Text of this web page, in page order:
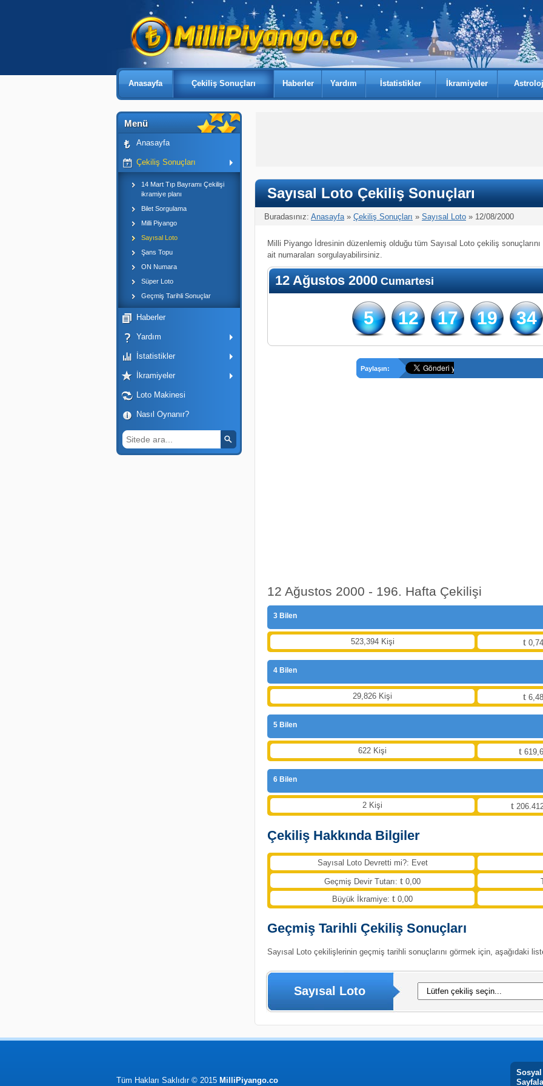
Anasayfa Çekiliş Sonuçları Haberler Yardım İstatistikler İkramiyeler
Menü
Anasayfa
Çekiliş Sonuçları
14 Mart Tıp Bayramı Çekilişi
ikramiye planı
Bilet Sorgulama
Milli Piyango
Sayısal Loto
Şans Topu
ON Numara
Süper Loto
Geçmiş Tarihli Sonuçlar
Haberler
Yardım
İstatistikler
İkramiyeler
Loto Makinesi
Nasıl Oynanır?
Sayısal Loto Çekiliş Sonuçları
Buradasınız: Anasayfa » Çekiliş Sonuçları » Sayısal Loto » 12/08/2000
Milli Piyango İdresinin düzenlemiş olduğu tüm Sayısal Loto çekiliş
ait numaraları sorgulayabilirsiniz.
12 Ağustos 2000Cumartesi
5 12 17 19 34
Paylaşın:
12 Ağustos 2000 - 196. Hafta Çekilişi
3 Bilen
523,394 Kişi
4 Bilen
29,826 Kişi
5 Bilen
622 Kişi
6 Bilen
2 Kişi
Çekiliş Hakkında Bilgiler
Sayısal Loto Devretti mi?: Evet
Geçmiş Devir Tutarı: 0,00
Büyük İkramiye:
0,00
Geçmiş Tarihli Çekiliş Sonuçları
Sayısal Loto çekilişlerinin geçmiş tarihli sonuçlarını görmek için, aşağıdaki
Sayısal Loto
Tüm Hakları Saklıdır © 2015 MilliPiyango.co